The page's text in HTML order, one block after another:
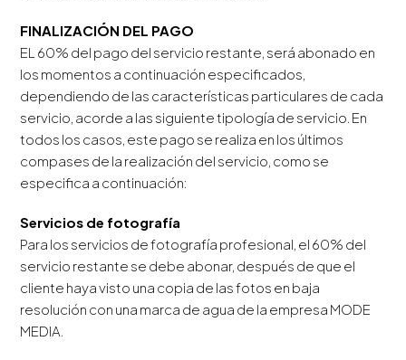
FINALIZACIÓN DEL PAGO
EL 60% del pago del servicio restante, será abonado en
los momentos a continuación especificados,
dependiendo de las características particulares de cada
servicio, acorde a las siguiente tipología de servicio. En
todos los casos, este pago se realiza en los últimos
compases de la realización del servicio, como se
especifica a continuación:
Servicios de fotografía
Para los servicios de fotografía profesional, el 60% del
servicio restante se debe abonar, después de que el
cliente haya visto una copia de las fotos en baja
resolución con una marca de agua de la empresa MODE
MEDIA.